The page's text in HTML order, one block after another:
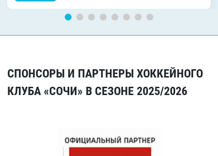
СПОНСОРЫ И ПАРТНЕРЫ ХОККЕЙНОГО
КЛУБА «СОЧИ» В СЕЗОНЕ 2025/2026